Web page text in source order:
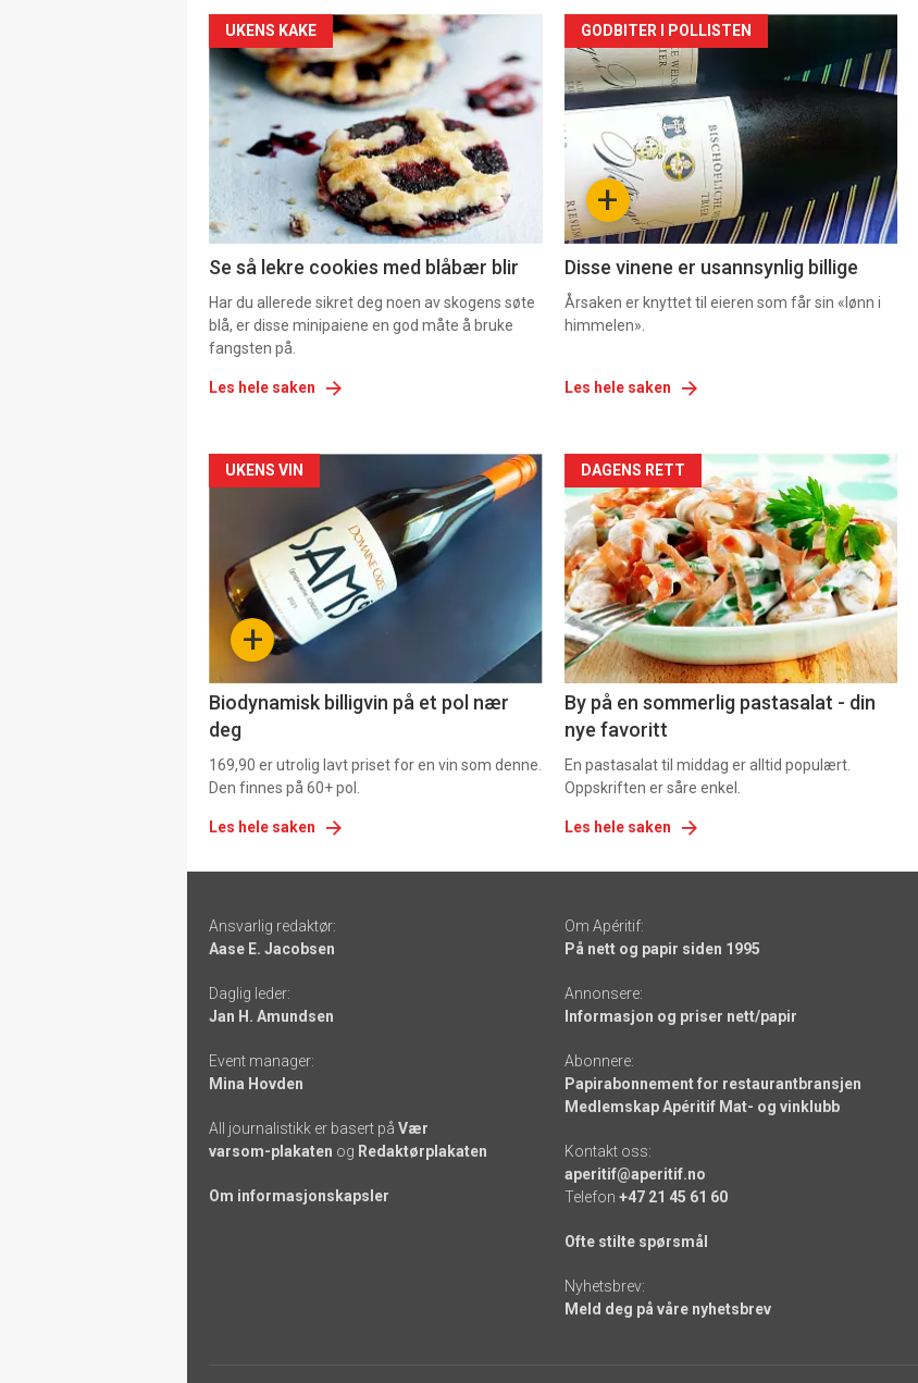
UKENS KAKE
Se så lekre cookies med blåbær blir
Har du allerede sikret deg noen av skogens søte
blå, er disse minipaiene en god måte å bruke
fangsten på.
Les hele saken
Forsiden
akkurat
nå
2 +
GODBITER I POLLISTEN
Disse vinene er usannsynlig billige
Årsaken er knyttet til eieren som får sin «lønn i
himmelen».
Les hele saken
Forsiden
akkurat
nå
-
+
UKENS VIN
Biodynamisk billigvin på et pol nær
deg
169,90 er utrolig lavt priset for en vin som denne.
Den finnes på 60+ pol.
Les hele saken
Forsiden
akkurat
nå
-
5
DAGENS RETT
By på en sommerlig pastasalat - din
nye favoritt
En pastasalat til middag er alltid populært.
Oppskriften er såre enkel.
Les hele saken
-
links
Ansvarlig redaktør:
Aase E. Jacobsen
Daglig leder:
Jan H. Amundsen
Event manager:
Mina Hovden
All journalistikk er basert på Vær
varsom-plakaten og Redaktørplakaten
Om informasjonskapsler
Om Apéritif:
På nett og papir siden 1995
Annonsere:
Informasjon og priser nett/papir
Abonnere:
Papirabonnement for restaurantbransjen
Medlemskap Apéritif Mat- og vinklubb
Kontakt oss:
aperitif@aperitif.no
Telefon +47 21 45 61 60
Ofte stilte spørsmål
Nyhetsbrev:
Meld deg på våre nyhetsbrev